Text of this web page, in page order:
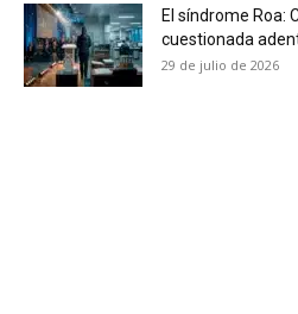
tobacco harmEl síndrome Roa:
cuestionada
29 de julio de 2026